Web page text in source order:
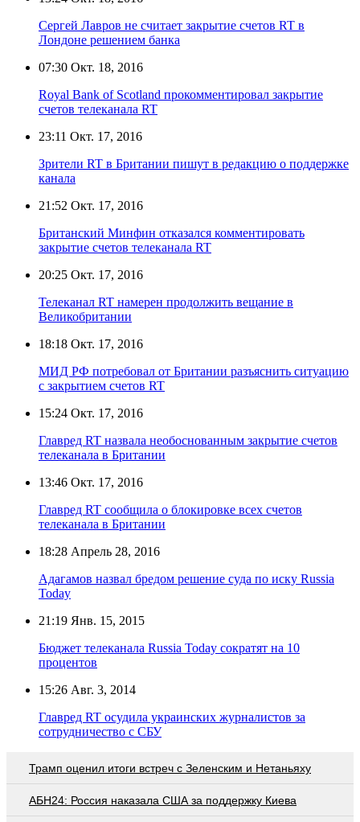
Сергей Лавров не считает закрытие счетов RT в
Лондоне решением банка
07:30 Окт. 18, 2016
Royal Bank of Scotland прокомментировал закрытие
счетов телеканала RT
23:11 Окт. 17, 2016
Зрители RT в Британии пишут в редакцию о поддержке
канала
21:52 Окт. 17, 2016
Британский Минфин отказался комментировать
закрытие счетов телеканала RT
20:25 Окт. 17, 2016
Телеканал RT намерен продолжить вещание в
Великобритании
18:18 Окт. 17, 2016
МИД РФ потребовал от Британии разъяснить ситуацию
с закрытием счетов RT
15:24 Окт. 17, 2016
Главред RT назвала необоснованным закрытие счетов
телеканала в Британии
13:46 Окт. 17, 2016
Главред RT сообщила о блокировке всех счетов
телеканала в Британии
18:28 Апрель 28, 2016
Адагамов назвал бредом решение суда по иску Russia
Today
21:19 Янв. 15, 2015
Бюджет телеканала Russia Today сократят на 10
процентов
15:26 Авг. 3, 2014
Главред RT осудила украинских журналистов за
сотрудничество с СБУ
Трамп оценил итоги встреч с Зеленским и Нетаньяху
АБН24: Россия наказала США за поддержку Киева